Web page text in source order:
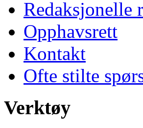
Redaksjonelle
Opphavsrett
Kontakt
Ofte stilte
Verktøy